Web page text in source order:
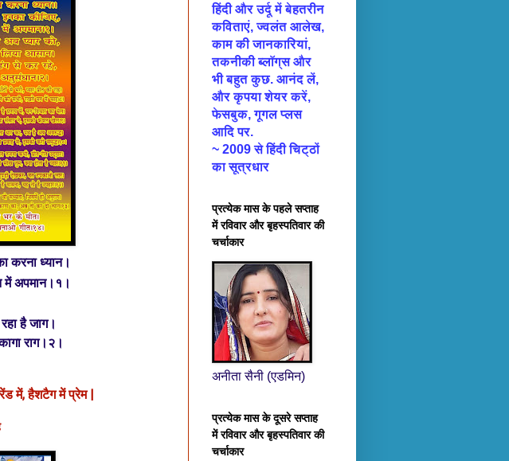
करना ध्यान।
में अपमान।१।
है जाग।
राग।२।
में, हैशटैग में प्रेम |
हिंदी और उर्दू में बेहतरीन
कविताएं, ज्वलंत आलेख,
काम की जानकारियां,
तकनीकी ब्लॉग्‌स और
भी बहुत कुछ. आनंद लें,
और कृपया शेयर करें,
फेसबुक, गूगल प्लस
आदि पर.
~ 2009 से हिंदी चिट्ठों
का सूत्रधार
प्रत्येक मास के पहले सप्ताह
में रविवार और बृहस्पतिवार की
चर्चाकार
अनीता सैनी (एडमिन)
प्रत्येक मास के दूसरे सप्ताह
में रविवार और बृहस्पतिवार की
चर्चाकार